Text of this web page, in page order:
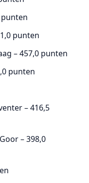
punten
punten
– 457,0 punten
punten
– 416,5
– 398,0